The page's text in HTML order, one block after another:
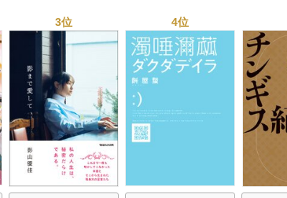
3位 4位